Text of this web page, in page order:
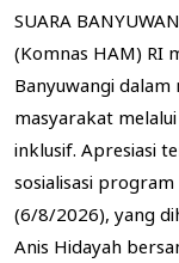
SUARA
(Komnas HAM) RI
Banyuwangi
masyarakat
inklusif. Apresiasi
sosialisasi
(6/8/2026), yang
Anis Hidayah